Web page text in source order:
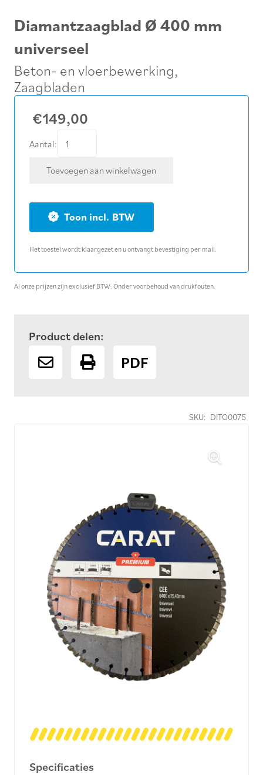
Diamantzaagblad Ø 400 mm
universeel
Beton- en vloerbewerking,
Zaagbladen
SKU: DITO0075
Specificaties
€149,00
Aantal:
400
universeel
aantal
Toevoegen aan winkelwagen
BTW
Het toestel wordt klaargezet en u ontvangt bevestiging per mail.
Al onze prijzen zijn exclusief BTW. Onder voorbehoud van drukfouten.
Product delen:
PDF